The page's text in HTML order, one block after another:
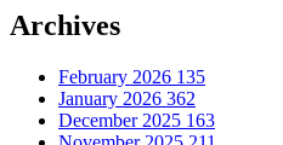
Archives
February 2026 135
January 2026 362
December 2025 163